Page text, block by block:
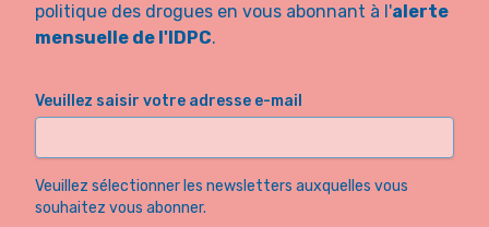
politique des drogues en vous abonnant à l'alerte
mensuelle de l'IDPC.
Veuillez saisir votre adresse e-mail
Veuillez sélectionner les newsletters auxquelles vous
souhaitez vous abonner.